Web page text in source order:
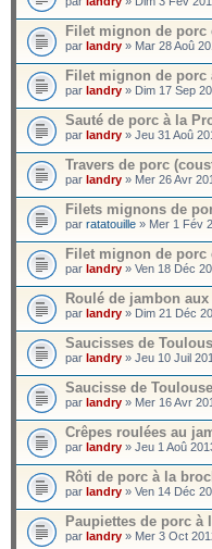
Filet mignon de porc
par landry » Mar 28 Aoû
Filet mignon de porc
par landry » Dim 17 Sep
Sauté de porc à la
par landry » Jeu 31 Aoû
Travers de porc
par landry » Mer 26 Avr
Filets mignons de
par ratatouille » Mer 1 Fév
Filet mignon de porc
par landry » Ven 18 Déc
Roulé de jambon
par landry » Dim 21 Déc
Saucisses de
par landry » Jeu 10 Juil
Saucisse de
par landry » Mer 16 Avr
Crêpes roulées au
par landry » Jeu 1 Aoû
Rôti de porc à la
par landry » Ven 14 Déc
Paupiettes de porc à
par landry » Mer 3 Oct